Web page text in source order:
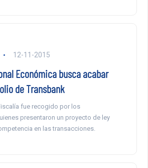
12-11-2015
Económica busca acabar
de Transbank
fue recogido por los
presentaron un proyecto de ley
en las transacciones.